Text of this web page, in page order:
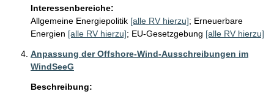
Interessenbereiche:
Allgemeine Energiepolitik [alle RV hierzu]; Erneuerbare
Energien [alle RV hierzu]; EU-Gesetzgebung [alle RV hierzu]
Anpassung der Offshore-Wind-Ausschreibungen im
WindSeeG
Beschreibung: